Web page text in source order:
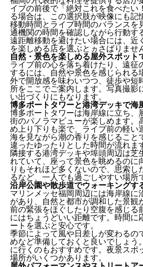
イブの前後で「絶対これを食べたい
る場合は、この選択肢が映像にも記
移動時間とライブ時間のバランスを
通機関の時間を確認しながら行動す
遠距離移動を避けたい場合には、近
を楽しめる店を選ぶとヵさばりませ
自然・景色を楽しめる屋外スポット
ライブ前の心を落ち着けたり、遠征
するには、自然や景色を感じられる
外で開放感を味わいつつ、徒歩や短
所をここでご案内します。写真撮影
い出づくりにもなります。
博多ポートタワーと港湾デッキで海
博多ポートタワーは海岸線に立ち、
街のパノラマビューが楽しめます。
め上り下りも楽で、ライブ前の軽い
海を見ながら潮の香りを感じること
違ったゆったりとした時間が流れま
隣接する港湾デッキや埠頭周辺は芝
れていて、座って景色を眺めるのに
りもそれほど多くないので、思索し
るなど、一人でも過ごしやすい場所
沿岸公園や散歩道でウォーキングす
マリンメッセ福岡周辺には海岸線に
があり、自然と都市が調和した景観
前の緊張をほぐしたり空腹を感じる
にはちょうどいい距離です。時間に
ートを選ぶと安心です。
季節によって風や日差しが変わるの
めなど準備しておくと良いでしょう
に行くのもおすすめです。夜景スポ
場所がいくつかあります。